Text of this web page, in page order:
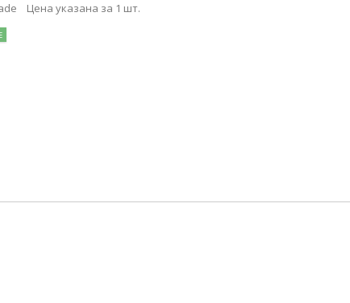
Цена указана за 1 шт.